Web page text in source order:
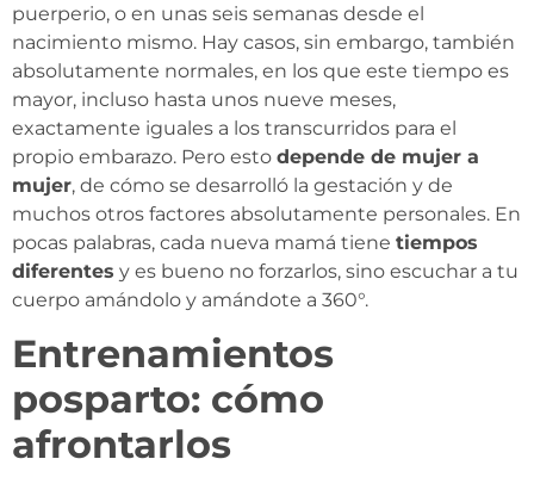
puerperio, o en unas seis semanas desde el
nacimiento mismo. Hay casos, sin embargo, también
absolutamente normales, en los que este tiempo es
mayor, incluso hasta unos nueve meses,
exactamente iguales a los transcurridos para el
propio embarazo. Pero esto depende de mujer a
mujer, de cómo se desarrolló la gestación y de
muchos otros factores absolutamente personales. En
pocas palabras, cada nueva mamá tiene tiempos
diferentes y es bueno no forzarlos, sino escuchar a tu
cuerpo amándolo y amándote a 360°.
Entrenamientos
posparto: cómo
afrontarlos